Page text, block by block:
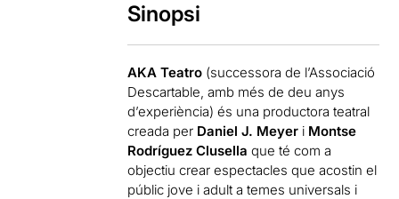
Sinopsi
AKA Teatro (successora de l’Associació
Descartable, amb més de deu anys
d’experiència) és una productora teatral
creada per Daniel J. Meyer i Montse
Rodríguez Clusella que té com a
objectiu crear espectacles que acostin el
públic jove i adult a temes universals i